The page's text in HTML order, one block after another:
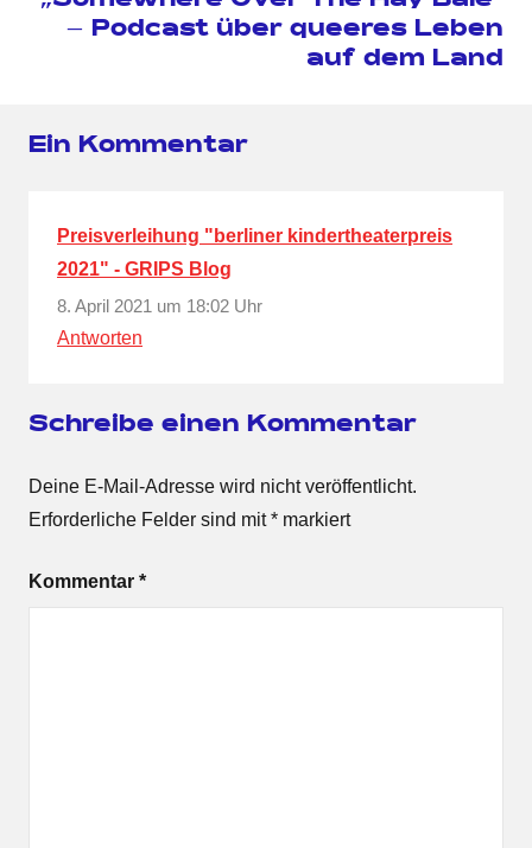
– Podcast über queeres Leben
auf dem Land
Ein Kommentar
Preisverleihung "berliner kindertheaterpreis
2021" - GRIPS Blog
8. April 2021 um 18:02 Uhr
Antworten
Schreibe einen Kommentar
Deine E-Mail-Adresse wird nicht veröffentlicht.
Erforderliche Felder sind mit* markiert
Kommentar *